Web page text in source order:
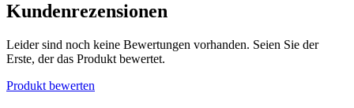
Kundenrezensionen
Leider sind noch keine Bewertungen vorhanden. Seien Sie der
Erste, der das Produkt bewertet.
Produkt bewerten